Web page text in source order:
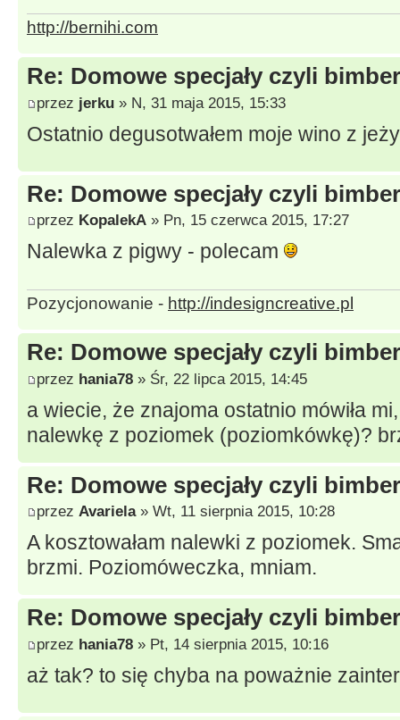
http://bernihi.com
Re: Domowe specjały czyli
przez jerku » N, 31 maja 2015, 15:33
Ostatnio degusotwałem moje wino z
Re: Domowe specjały czyli
przez KopalekA » Pn, 15 czerwca 2015, 17:27
Nalewka z pigwy - polecam
Pozycjonowanie - http://indesigncreative.pl
Re: Domowe specjały czyli
przez hania78 » Śr, 22 lipca 2015, 14:45
a wiecie, że znajoma ostatnio mówiła
nalewkę z poziomek (poziomkówkę)?
Re: Domowe specjały czyli
przez Avariela» Wt, 11 sierpnia 2015, 10:28
A kosztowałam nalewki z poziomek.
brzmi. Poziomóweczka, mniam.
Re: Domowe specjały czyli
przez hania78 » Pt, 14 sierpnia 2015, 10:16
aż tak? to się chyba na poważnie